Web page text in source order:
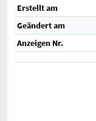
Erstellt am
Geändert am
Anzeigen Nr.